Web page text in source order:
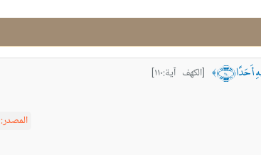
﴿١١٠﴾ ﴾
[الكهف آية:١١٠]
المصدر: